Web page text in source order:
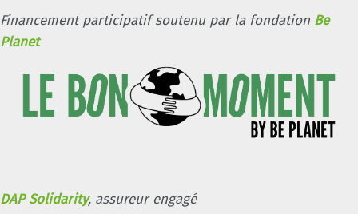
Financement participatif soutenu par la fondation Be
Planet
DAP Solidarity, assureur engagé